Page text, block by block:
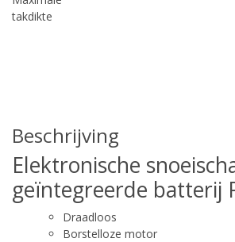
takdikte
Beschrijving
Elektronische
geïntegreerde batterij
Draadloos
Borstelloze motor